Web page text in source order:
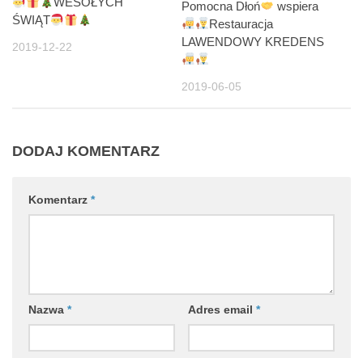
ŚWIĄT
2019-12-22
Pomocna Dłoń
wspiera
Restauracja
LAWENDOWY KREDENS
2019-06-05
DODAJ KOMENTARZ
Komentarz *
Nazwa * Adres email *